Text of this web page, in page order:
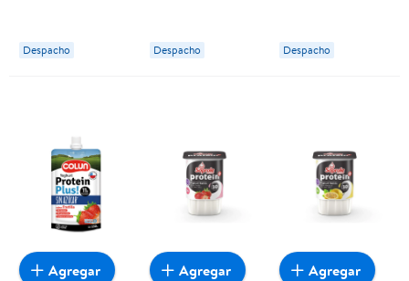
Loncoleche
Despacho
155 g Soprole
Despacho Despacho
Agregar Agregar Agregar